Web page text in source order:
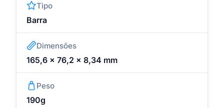
Tipo
Barra
Dimensões
165,6 x 76,2 x 8,34 mm
Peso
190g